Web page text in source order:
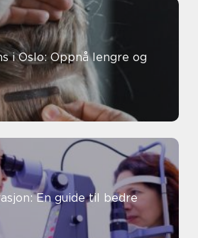
i Oslo: Oppnå lengre og
En guide til bedre